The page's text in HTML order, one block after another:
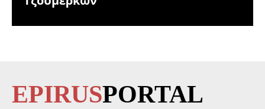
EPIRUSPORTAL